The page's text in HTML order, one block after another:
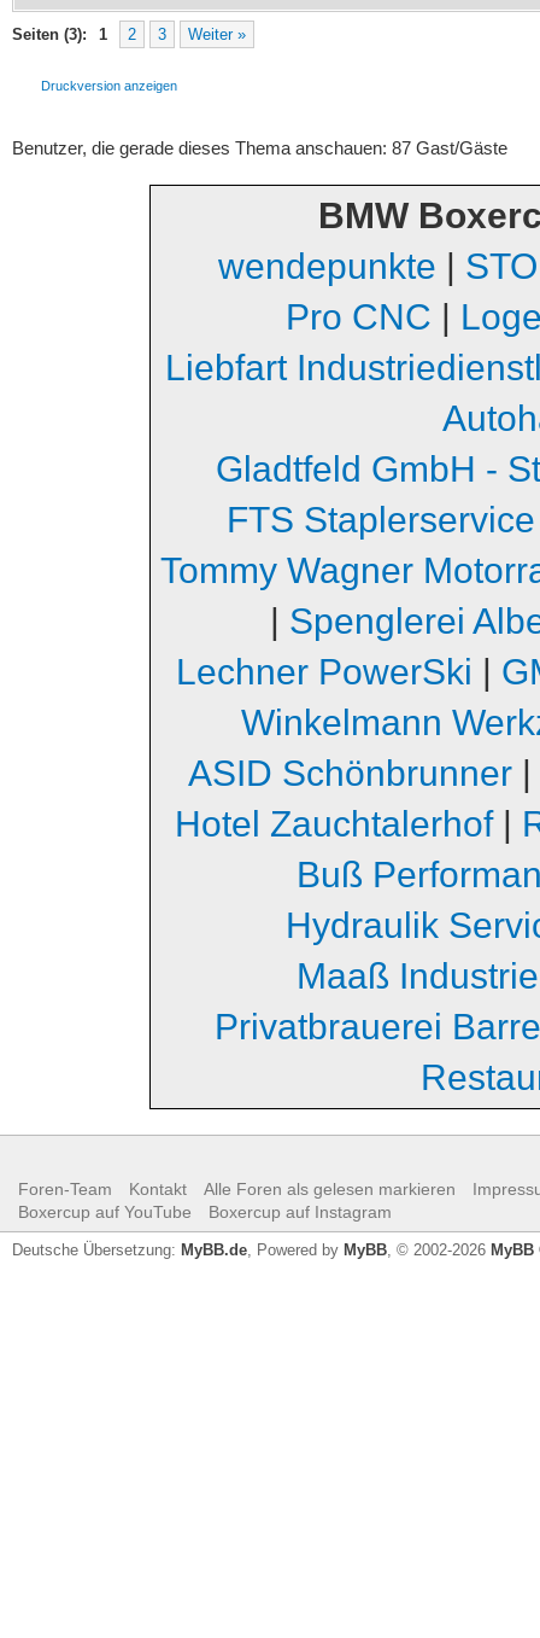
Seiten (3): 1 2 3 Weiter »
Druckversion anzeigen
Benutzer, die gerade dieses Thema anschauen: 87 Gast/Gäste
BMW
wendepunkte |
Pro CNC |
Liebfart
Gladtfeld GmbH -
FTS Staplerservice
Tommy Wagner
| Spenglerei
Lechner PowerSki |
Winkelmann
ASID Schönbrunner|
Hotel Zauchtalerhof|
Buß
Hydraulik
Maaß
Privatbrauerei Barre
Foren-Team Kontakt Alle Foren als gelesen markieren
Boxercup auf YouTube
Boxercup auf Instagram
Deutsche Übersetzung: MyBB.de , Powered by MyBB , © 2002-2026 MyBB